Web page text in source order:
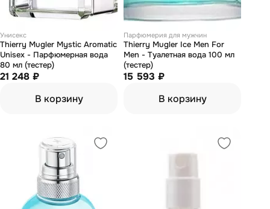
Унисекс
Thierry Mugler Mystic Aromatic
Unisex - Парфюмерная вода
80 мл (тестер)
21 248 ₽
В корзину
Парфюмерия для мужчин
Thierry Mugler Ice Men For
Men - Туалетная вода 100 мл
(тестер)
15 593 ₽
В корзину